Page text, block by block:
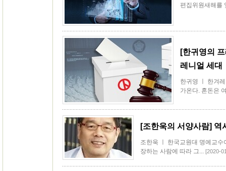
편집위원새해를
[한귀영의
레니얼 세대
한귀영 ㅣ 한겨
가온다. 혼돈은
[조한욱의 서양사람] 역
조한욱 ㅣ 한국교원대 명예교
장하는 사람에 따라 그... [2020-